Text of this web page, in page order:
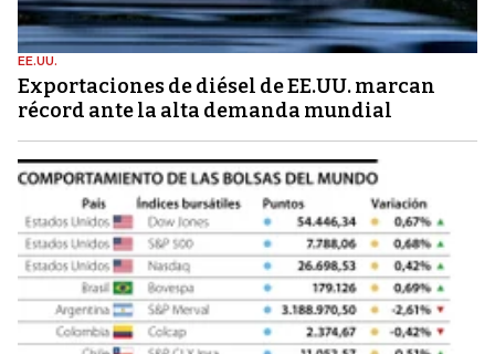
EE.UU.
Exportaciones de diésel de EE.UU. marcan
récord ante la alta demanda mundial